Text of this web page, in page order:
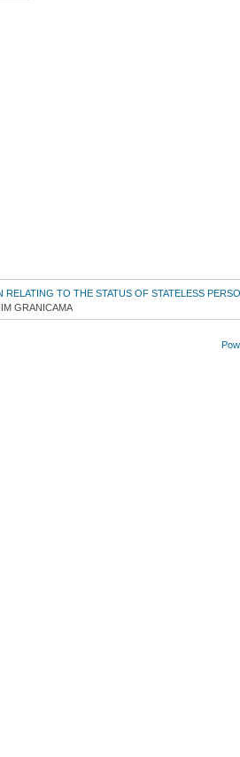
RELATING TO THE STATUS OF STATELESS
GRANICAMA